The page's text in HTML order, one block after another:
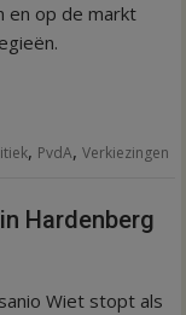
en op de markt
, PvdA,Verkiezingen
Hardenberg
Wiet stopt als